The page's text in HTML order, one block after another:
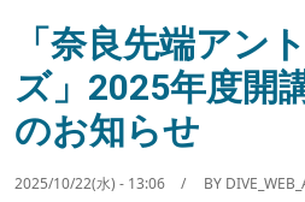
「奈良先端アン
ズ」2025年度開
のお知らせ
2025/10/22(水) - 13:06 BY